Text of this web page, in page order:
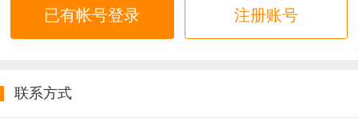
已有帐号登录 注册账号
联系方式